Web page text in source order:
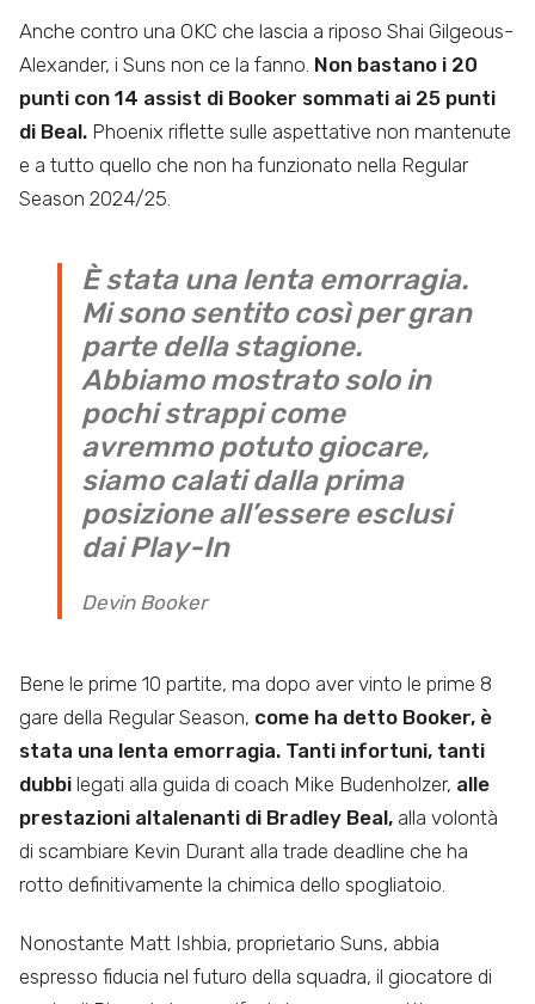
Anche contro una OKC che lascia a riposo Shai Gilgeous-
Alexander, i Suns non ce la fanno. Non bastano i 20
punti con 14 assist di Booker sommati ai 25 punti
di Beal. Phoenix riflette sulle aspettative non mantenute
e a tutto quello che non ha funzionato nella Regular
Season 2024/25.
È stata una lenta emorragia.
Mi sono sentito così per gran
parte della stagione.
Abbiamo mostrato solo in
pochi strappi come
avremmo potuto giocare,
siamo calati dalla prima
posizione all’essere esclusi
dai Play-In
Devin Booker
Bene le prime 10 partite, ma dopo aver vinto le prime 8
gare della Regular Season, come ha detto Booker, è
stata una lenta emorragia. Tanti infortuni, tanti
dubbi legati alla guida di coach Mike Budenholzer, alle
prestazioni altalenanti di Bradley Beal, alla volontà
di scambiare Kevin Durant alla trade deadline che ha
rotto definitivamente la chimica dello spogliatoio.
Nonostante Matt Ishbia, proprietario Suns, abbia
espresso fiducia nel futuro della squadra, il giocatore di